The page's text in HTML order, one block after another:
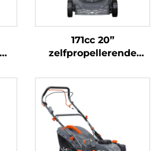
171cc 20”
zelfpropellerende
L(NP170)